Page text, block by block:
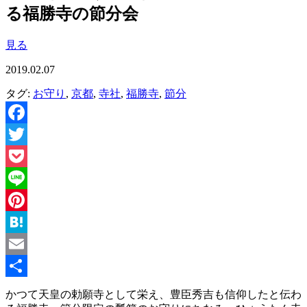
る福勝寺の節分会
見る
2019.02.07
タグ: お守り , 京都, 寺社, 福勝寺, 節分
Facebook
Twitter
Pocket
Line
Pinterest
Hatena
Email
かつて天皇の勅願寺として栄え、豊臣秀吉も信仰したと伝わ